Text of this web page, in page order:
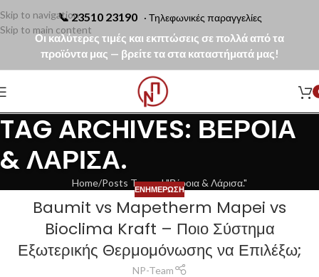
📞23510 23190 · Τηλεφωνικές παραγγελίες
Οι καλύτερες τιμές και εκπτώσεις σε πολλά από τα
προϊόντα μας — βρείτε τα στα καταστήματά μας!
Skip to navigation
Skip to main content
TAG ARCHIVES: ΒΈΡΟΙΑ
& ΛΆΡΙΣΑ.
Home Posts Tagged "Βέροια & Λάρισα."
ΕΝΗΜΈΡΩΣΗ
Baumit vs Mapetherm Mapei vs
Bioclima Kraft – Ποιο Σύστημα
Εξωτερικής Θερμομόνωσης να Επιλέξω;
NP-Team